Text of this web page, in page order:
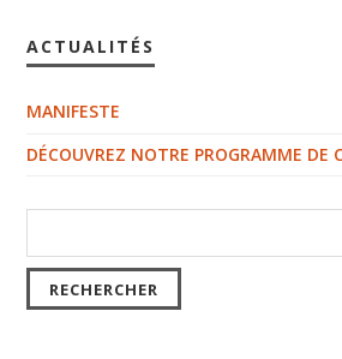
ACTUALITÉS
MANIFESTE
DÉCOUVREZ NOTRE PROGRAMME DE